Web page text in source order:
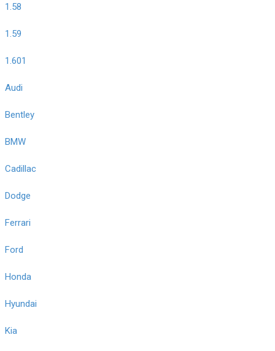
1.58
1.59
1.601
Audi
Bentley
BMW
Cadillac
Dodge
Ferrari
Ford
Honda
Hyundai
Kia